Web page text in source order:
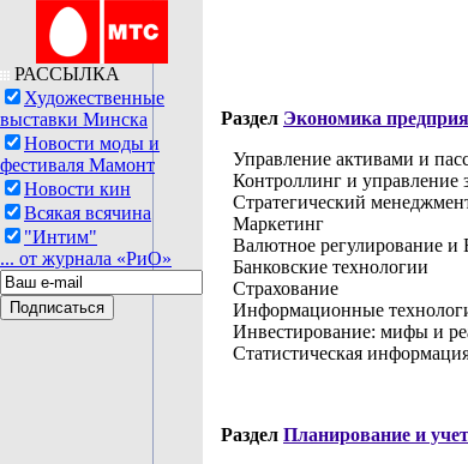
РАССЫЛКА
Художественные
выставки Минска
Новости моды и
фестиваля Мамонт
Новости кин
Всякая всячина
"Интим"
... от журнала «РиО»
Раздел Экономика
Управление активами и
Контроллинг и управление
Стратегический
Маркетинг
Валютное регулирование
Банковские технологии
Страхование
Информационные
Инвестирование: мифы и
Статистическая
Раздел Планирование и учет